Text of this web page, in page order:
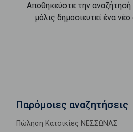
Αποθηκεύστε την
μόλις δημοσιευτεί ένα
Παρόμοιες αναζητήσεις
Πώληση Κατοικίες ΝΕΣΣΩΝΑΣ